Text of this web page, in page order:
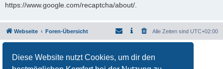
Diese Website nutzt Cookies, um dir den
https://www.google.com/recaptcha/about/.
Webseite Foren-Übersicht Alle Zeiten sind UTC+02:00
Deutsche Übersetzung durchphpBB.de
Datenschutz|Nutzungsbedingungen